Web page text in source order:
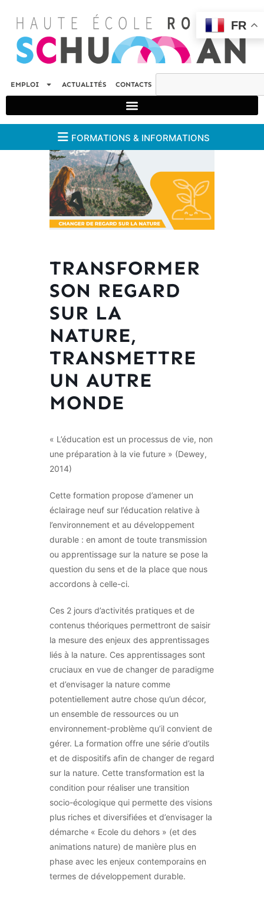
EMPLOI ACTUALITÉS CONTACTS
FORMATIONS & INFORMATIONS
TRANSFORMER
SON REGARD
SUR LA
NATURE,
TRANSMETTRE
UN AUTRE
MONDE
« L’éducation est un processus de vie, non
une préparation à la vie future » (Dewey,
2014)
Cette formation propose d’amener un
éclairage neuf sur l’éducation relative à
l’environnement et au développement
durable : en amont de toute transmission
ou apprentissage sur la nature se pose la
question du sens et de la place que nous
accordons à celle-ci.
Ces 2 jours d’activités pratiques et de
contenus théoriques permettront de saisir
la mesure des enjeux des apprentissages
liés à la nature. Ces apprentissages sont
cruciaux en vue de changer de paradigme
et d’envisager la nature comme
potentiellement autre chose qu’un décor,
un ensemble de ressources ou un
environnement-problème qu’il convient de
gérer. La formation offre une série d’outils
et de dispositifs afin de changer de regard
sur la nature. Cette transformation est la
condition pour réaliser une transition
socio-écologique qui permette des visions
plus riches et diversifiées et d’envisager la
démarche « Ecole du dehors » (et des
animations nature) de manière plus en
phase avec les enjeux contemporains en
termes de développement durable.
FR